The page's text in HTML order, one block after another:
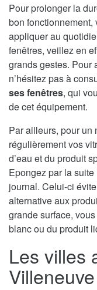
Pour prolonger la
bon
appliquer au
fenêtres, veillez en
grands gestes. Pour
n’hésitez pas à
ses fenêtres, qui
de cet équipement.
Par ailleurs, pour un
régulièrement vos
d’eau et du produit
Epongez par la suite
journal. Celui-ci
alternative aux
grande surface,
blanc ou du produit
Les villes
Villeneuve